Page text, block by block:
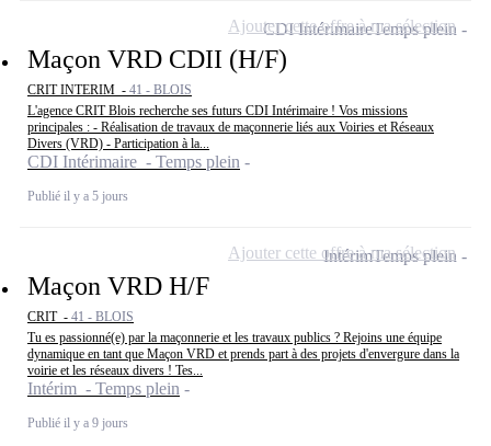
Maçon VRD CDII (H/F)
CRIT INTERIM - 41 - BLOIS
L'agence CRIT Blois recherche ses futurs CDI Intérimaire ! Vos missions
principales : - Réalisation de travaux de maçonnerie liés aux Voiries et Réseaux
Divers (VRD) - Participation à la...
CDI Intérimaire - Temps plein
Publié il y a 5 jours
CDI IntérimaireTemps plein
Ajouter cette offre à ma sélection
Maçon VRD H/F
CRIT - 41 - BLOIS
Tu es passionné(e) par la maçonnerie et les travaux publics ? Rejoins une équipe
dynamique en tant que Maçon VRD et prends part à des projets d'envergure dans la
voirie et les réseaux divers ! Tes...
Intérim - Temps plein
Publié il y a 9 jours
IntérimTemps plein
Ajouter cette offre à ma sélection